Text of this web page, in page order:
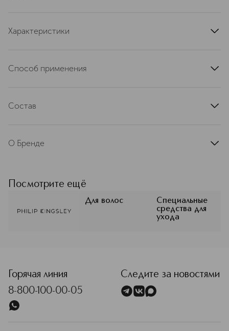
Характеристики
Способ применения
средство на труднодоступные или чувствительные
Состав
О Бренде
жизнь. С 1953 года бренд, созданный
английским специалистом по
волосам Филипом Кингсли, остаётся
авторитетом в области лечебного и
ежедневного ухода за кожей головы
Посмотрите ещё
Для волос
Специальные
средства для
ухода
Горячая линия
8-800-100-00-05
Следите за новостями